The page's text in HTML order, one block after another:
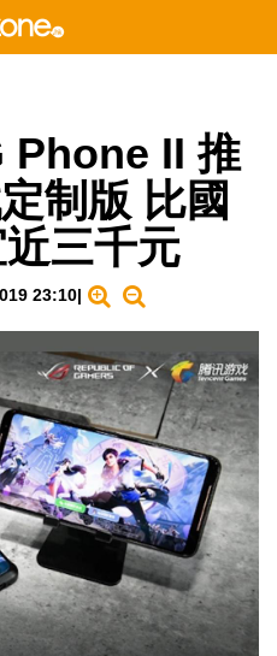
Phone II 推
制版 比國
三千元
23:10|